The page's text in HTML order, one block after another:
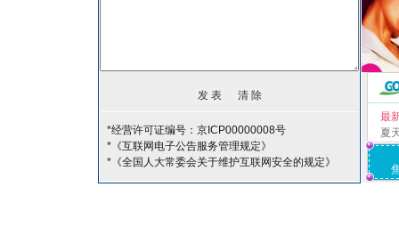
*经营许可证编号：京ICP00000008号
*《互联网电子公告服务管理规定》
*《全国人大常委会关于维护互联网安全的规定》
最
夏